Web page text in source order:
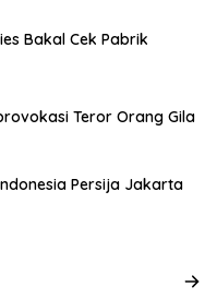
Bakal Cek Pabrik
Teror Orang Gila
Persija Jakarta